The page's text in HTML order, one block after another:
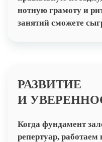
нотную грамоту и
занятий сможете
РАЗВИТИЕ
И
Когда фундамент
репертуар,